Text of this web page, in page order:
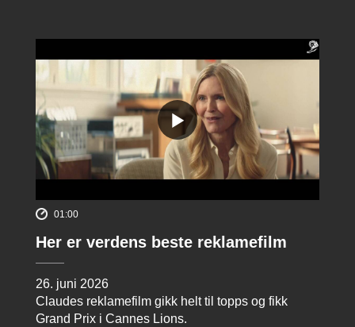
01:00
Her er verdens beste reklamefilm
26. juni 2026
Claudes reklamefilm gikk helt til topps og fikk
Grand Prix i Cannes Lions.